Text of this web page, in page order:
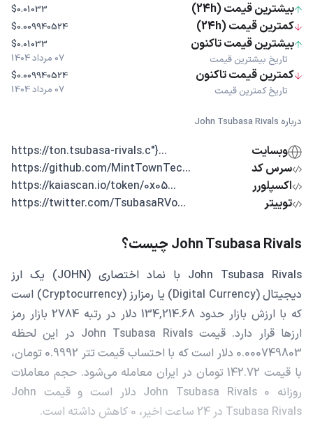
بیشترین قیمت (24h) $0.01033
کمترین قیمت (24h) $0.009940524
بیشترین قیمت تاکنون
تاریخ بیشترین قیمت
$0.01033
07 مرداد 1404
کمترین قیمت تاکنون
تاریخ کمترین قیمت
$0.009940524
07 مرداد 1404
درباره John Tsubasa Rivals
وبسایت
...{"https://ton.tsubasa-rivals.c
سرس کد
...https://github.com/MintTownTec
اکسپلورر
...https://kaiascan.io/token/0x05
توییتر
...https://twitter.com/TsubasaRVo
John Tsubasa Rivals چیست؟
John Tsubasa Rivals با نماد اختصاری (JOHN) یک ارز
دیجیتال (Digital Currency) یا رمزارز (Cryptocurrency) است
که با ارزش بازار حدود 134,214.68 دلار در رتبه 2784 بازار رمز
ارزها قرار دارد. قیمت John Tsubasa Rivals در این لحظه
0.000749803 دلار است که با احتساب قیمت تتر 0.9992 تومان،
با قیمت 142.72 تومان در ایران معامله می‌شود. حجم معاملات
روزانه John Tsubasa Rivals 0 دلار است و قیمت John
Tsubasa Rivals در 24 ساعت اخیر، 0 کاهش داشته است.